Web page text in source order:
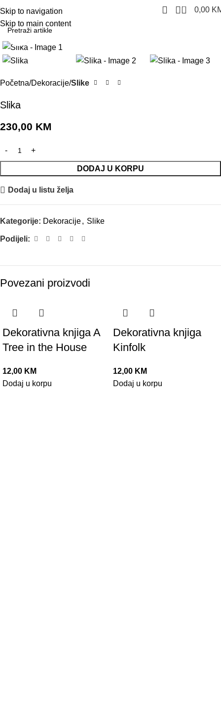
Skip to navigation
Skip to main content
0 0,00
Click to enlarge
Početna Dekoracije Slike
Slika
230,00 KM
DODAJ U KORPU
Dodaj u listu želja
Kategorije: Dekoracije, Slike
Podijeli:
Povezani proizvodi
Dekorativna knjiga A
Tree in the House
12,00 KM
Dodaj u korpu
Dekorativna knjiga
Kinfolk
12,00 KM
Dodaj u korpu